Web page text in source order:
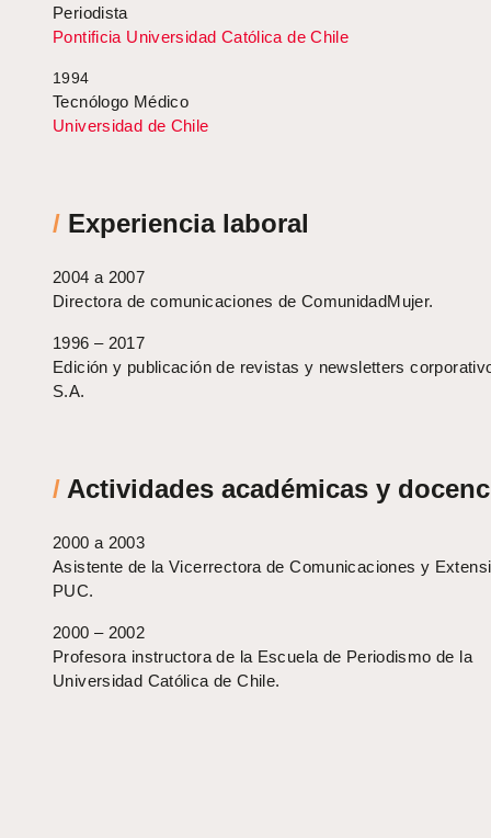
Periodista
Pontificia Universidad Católica de Chile
1994
Tecnólogo Médico
Universidad de Chile
/ Experiencia laboral
2004 a 2007
Directora de comunicaciones de ComunidadMujer.
1996 – 2017
Edición y publicación de revistas y newsletters
S.A.
/ Actividades académicas y
2000 a 2003
Asistente de la Vicerrectora de Comunicaciones y
PUC.
2000 – 2002
Profesora instructora de la Escuela de Periodismo de la
Universidad Católica de Chile.